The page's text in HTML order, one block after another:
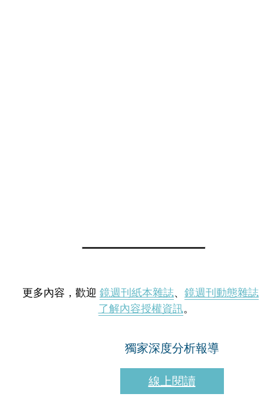
更多內容，歡迎 鏡週刊紙本雜誌、 鏡週刊動態雜誌
了解內容授權資訊。
獨家深度分析報導
線上閱讀